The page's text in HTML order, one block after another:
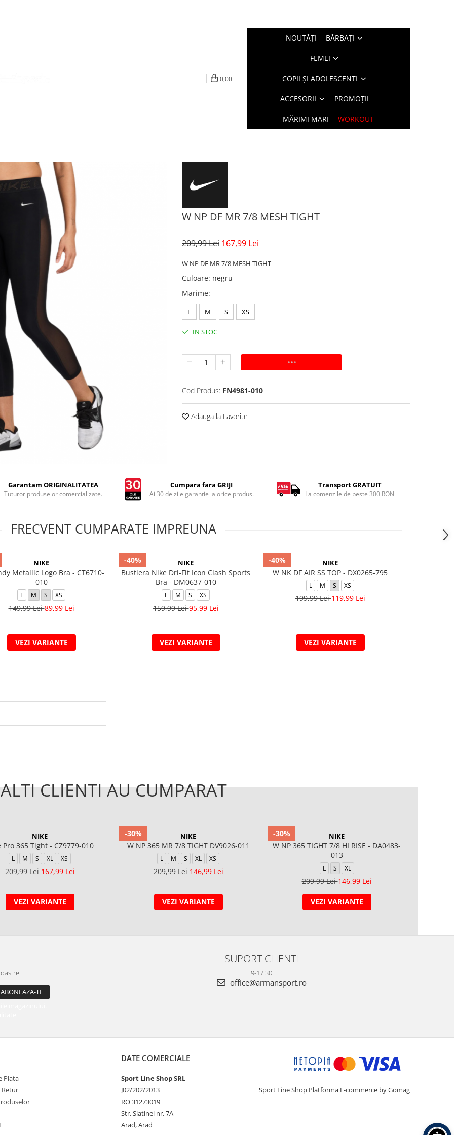
0,00
NOUTĂŢI BĂRBAŢI
FEMEI
COPII ȘI ADOLESCENTI
ACCESORII PROMOȚII
MĂRIMI MARI WORKOUT
W NP DF MR 7/8 MESH TIGHT
209,99 Lei 167,99 Lei
W NP DF MR 7/8 MESH TIGHT
Culoare: negru
Marime:
L M S XS
IN STOC
ADAUGA IN COS
Cod Produs: FN4981-010
Adauga la Favorite
Garantam ORIGINALITATEA
Tuturor produselor comercializate.
Cumpara fara GRIJI
Ai 30 de zile garantie la orice produs.
Transport GRATUIT
La comenzile de peste 300 RON
FRECVENT CUMPARATE IMPREUNA
NIKE
Metallic Logo Bra - CT6710-
010
L M S XS
149,99 Lei89,99 Lei
VEZI VARIANTE
-40% NIKE
Bustiera Nike Dri-Fit Icon Clash Sports
Bra - DM0637-010
L M S XS
159,99 Lei95,99 Lei
VEZI VARIANTE
-40% NIKE
W NK DF AIR SS TOP - DX0265-795
L M S XS
199,99 Lei119,99 Lei
VEZI VARIANTE
ALTI CLIENTI AU CUMPARAT
NIKE
Pro 365 Tight - CZ9779-010
L M S XL XS
209,99 Lei167,99 Lei
VEZI VARIANTE
-30% NIKE
W NP 365 MR 7/8 TIGHT DV9026-011
L M S XL XS
209,99 Lei146,99 Lei
VEZI VARIANTE
-30% NIKE
W NP 365 TIGHT 7/8 HI RISE - DA0483-
013
L S XL
209,99 Lei146,99 Lei
VEZI VARIANTE
magazinului.
SUPORT CLIENTI
9-17:30
office@armansport.ro
Plata
Retur
DATE COMERCIALE
Sport Line Shop SRL
J02/202/2013
RO 31273019
Str. Slatinei nr. 7A
Arad, Arad
Sport Line Shop Platforma E-commerce by Gomag